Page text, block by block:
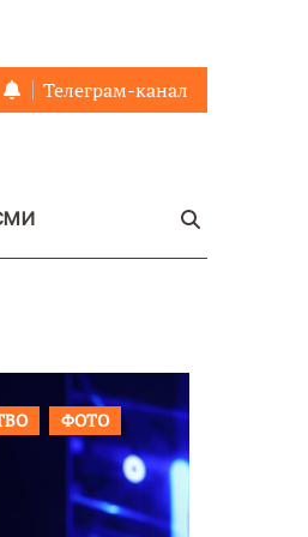
Телеграм-канал
ФОТО